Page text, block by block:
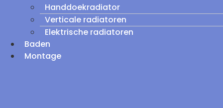
Handdoekradiator
Verticale radiatoren
Elektrische radiatoren
Baden
Montage